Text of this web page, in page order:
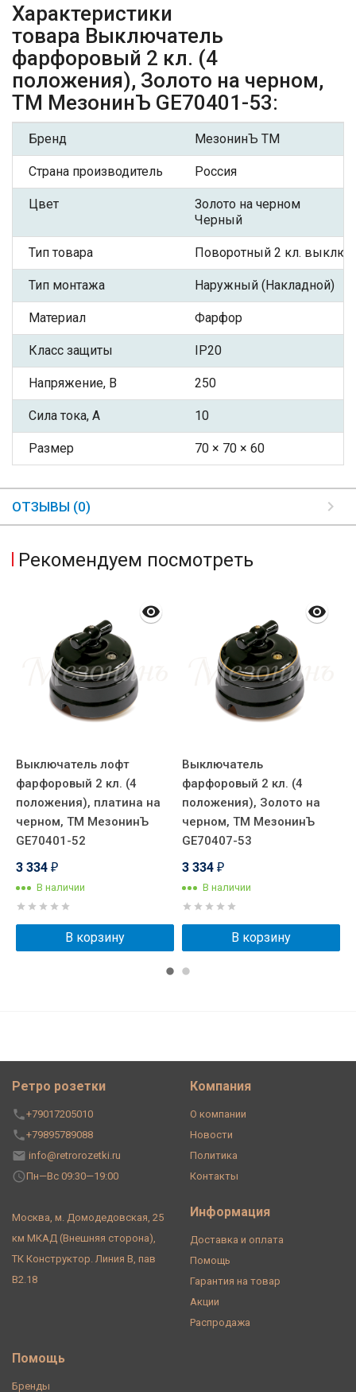
Характеристики
товара Выключатель
фарфоровый 2 кл. (4
положения), Золото на черном,
ТМ МезонинЪ GE70401-53:
Бренд МезонинЪ ТМ
Страна производитель Россия
Цвет
Золото на черном
Черный
Тип товара Поворотный 2 кл.
Тип монтажа Наружный (Накладной)
Материал Фарфор
Класс защиты IP20
Напряжение, В 250
Сила тока, А 10
Размер 70 × 70 × 60
ОТЗЫВЫ (0)
Рекомендуем посмотреть
Выключатель лофт
фарфоровый 2 кл. (4
положения), платина на
черном, ТМ МезонинЪ
GE70401-52
3 334 ₽
В наличии
В корзину
Выключатель
фарфоровый 2 кл. (4
положения), Золото на
черном, ТМ МезонинЪ
GE70407-53
3 334 ₽
В наличии
В корзину
Ретро розетки
+79017205010
+79895789088
info@retrorozetki.ru
Пн—Вс 09:30—19:00
Москва, м. Домодедовская, 25
км МКАД (Внешняя сторона),
ТК Конструктор. Линия В, пав
В2.18
Компания
О компании
Новости
Политика
Контакты
Информация
Доставка и оплата
Помощь
Гарантия на товар
Акции
Распродажа
Помощь
Бренды